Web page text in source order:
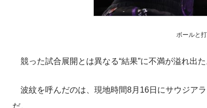
ボールと
競った試合展開とは異なる“結果”に不満が溢れ出た
波紋を呼んだのは、現地時間8月16日にサウジア